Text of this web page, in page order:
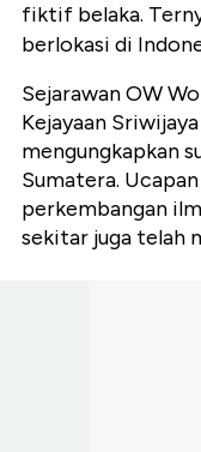
fiktif belaka.
berlokasi di
Sejarawan OW
Kejayaan
mengungkapkan
Sumatera.
perkembangan
sekitar juga telah